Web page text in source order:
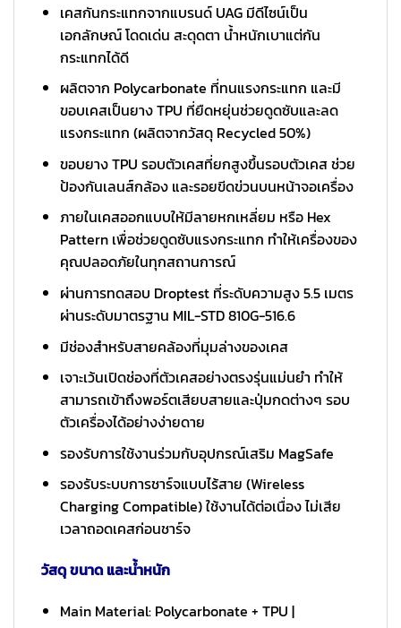
เคสกันกระแทกจากแบรนด์ UAG มีดีไซน์เป็น
เอกลักษณ์ โดดเด่น สะดุดตา น้ำหนักเบาแต่กัน
กระแทกได้ดี
ผลิตจาก Polycarbonate ที่ทนแรงกระแทก และมี
ขอบเคสเป็นยาง TPU ที่ยืดหยุ่นช่วยดูดซับและลด
แรงกระแทก (ผลิตจากวัสดุ Recycled 50%)
ขอบยาง TPU รอบตัวเคสที่ยกสูงขึ้นรอบตัวเคส ช่วย
ป้องกันเลนส์กล้อง และรอยขีดข่วนบนหน้าจอเครื่อง
ภายในเคสออกแบบให้มีลายหกเหลี่ยม หรือ Hex
Pattern เพื่อช่วยดูดซับแรงกระแทก ทำให้เครื่องของ
คุณปลอดภัยในทุกสถานการณ์
ผ่านการทดสอบ Droptest ที่ระดับความสูง 5.5 เมตร
ผ่านระดับมาตรฐาน MIL-STD 810G-516.6
มีช่องสำหรับสายคล้องที่มุมล่างของเคส
เจาะเว้นเปิดช่องที่ตัวเคสอย่างตรงรุ่นแม่นยำ ทำให้
สามารถเข้าถึงพอร์ตเสียบสายและปุ่มกดต่างๆ รอบ
ตัวเครื่องได้อย่างง่ายดาย
รองรับการใช้งานร่วมกับอุปกรณ์เสริม MagSafe
รองรับระบบการชาร์จแบบไร้สาย (Wireless
Charging Compatible) ใช้งานได้ต่อเนื่อง ไม่เสีย
เวลาถอดเคสก่อนชาร์จ
วัสดุ ขนาด และน้ำหนัก
Main Material: Polycarbonate + TPU |